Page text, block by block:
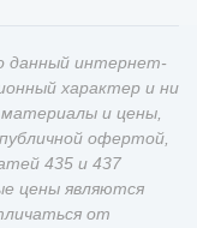
данный интернет-
характер и ни
материалы и цены,
офертой,
435 и 437
цены являются
от